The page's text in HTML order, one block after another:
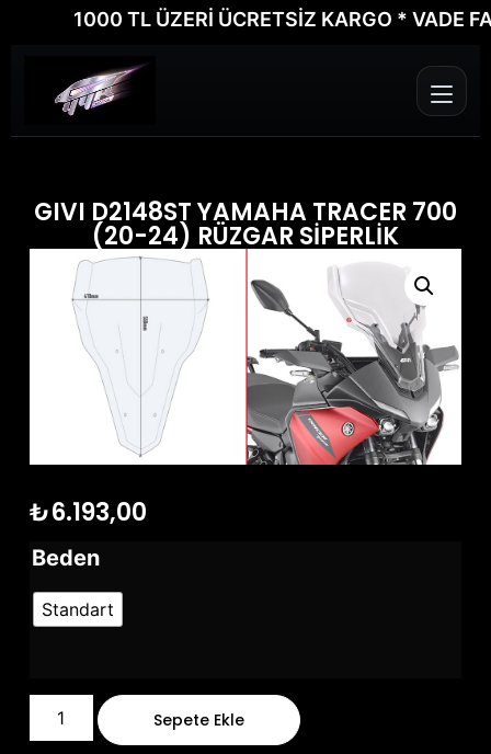
1000 TL ÜZERİ ÜCRETSİZ KARGO * VADE
GIVI D2148ST YAMAHA TRACER 700
(20-24) RÜZGAR SİPERLİK
₺6.193,00
Beden
Standart
Sepete Ekle